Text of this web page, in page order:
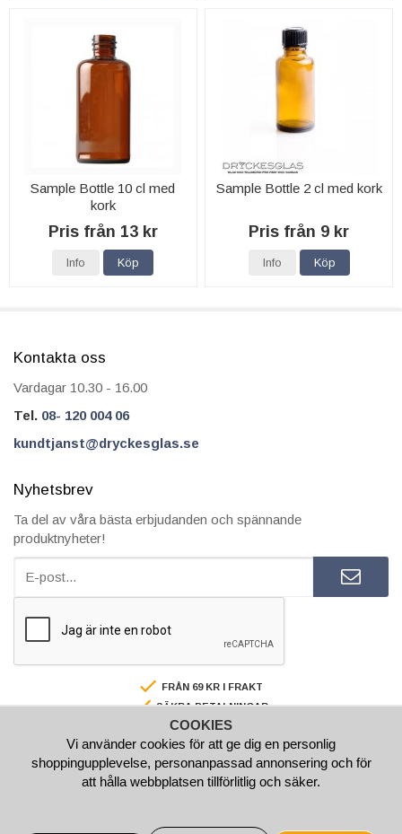
Sample Bottle 10 cl med
kork
Pris från 13 kr
Info Köp
Sample Bottle 2 cl med kork
Pris från 9 kr
Info Köp
Kontakta oss
Vardagar 10.30 - 16.00
Tel. 08- 120 004 06
kundtjanst@dryckesglas.se
Nyhetsbrev
Ta del av våra bästa erbjudanden och spännande
produktnyheter!
FRÅN 69 KR I FRAKT
SÄKRA BETALNINGAR
FAKTURA/AVBETALNING
SNABBA LEVERANSER
BESTÄLL INNAN 15.00 SÅ SKICKAR VI SAMMA VARDAG
COOKIES
Vi använder cookies för att ge dig en personlig
shoppingupplevelse, personanpassad annonsering och för
att hålla webbplatsen tillförlitlig och säker.